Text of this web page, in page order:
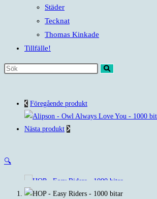
Städer
Tecknat
Thomas Kinkade
Tillfälle!
Sök
webbplatsFöregående produkt
Nästa produkt
🔍